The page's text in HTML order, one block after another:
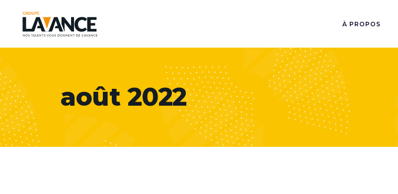
À PROPOS
août 2022